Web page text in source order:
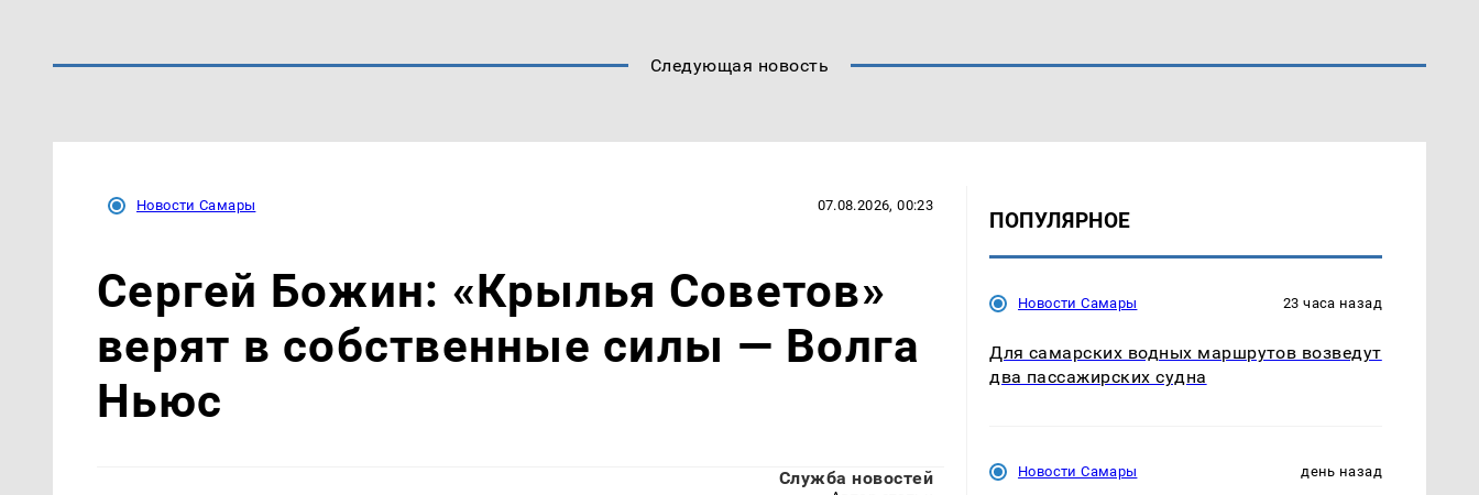
Следующая новость
Новости Самары 07.08.2026, 00:23
Сергей Божин: «Крылья Советов»
верят в собственные силы — Волга
Ньюс
Служба новостей
ПОПУЛЯРНОЕ
Новости Самары 23 часа назад
Для самарских водных маршрутов возведут
два пассажирских судна
Новости Самары день назад